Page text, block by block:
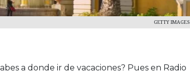
GETTY IMAGES
a donde ir de vacaciones? Pues en Radio